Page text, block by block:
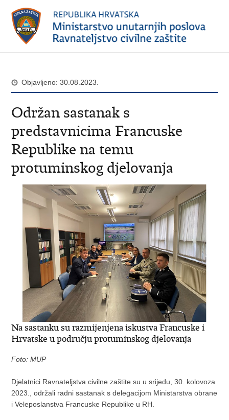
Objavljeno: 30.08.2023.
Održan sastanak s
predstavnicima Francuske
Republike na temu
protuminskog djelovanja
Na sastanku su razmijenjena iskustva Francuske i
Hrvatske u području protuminskog djelovanja
Foto: MUP
Djelatnici Ravnateljstva civilne zaštite su u srijedu, 30. kolovoza
2023., održali radni sastanak s delegacijom Ministarstva obrane
i Veleposlanstva Francuske Republike u RH.